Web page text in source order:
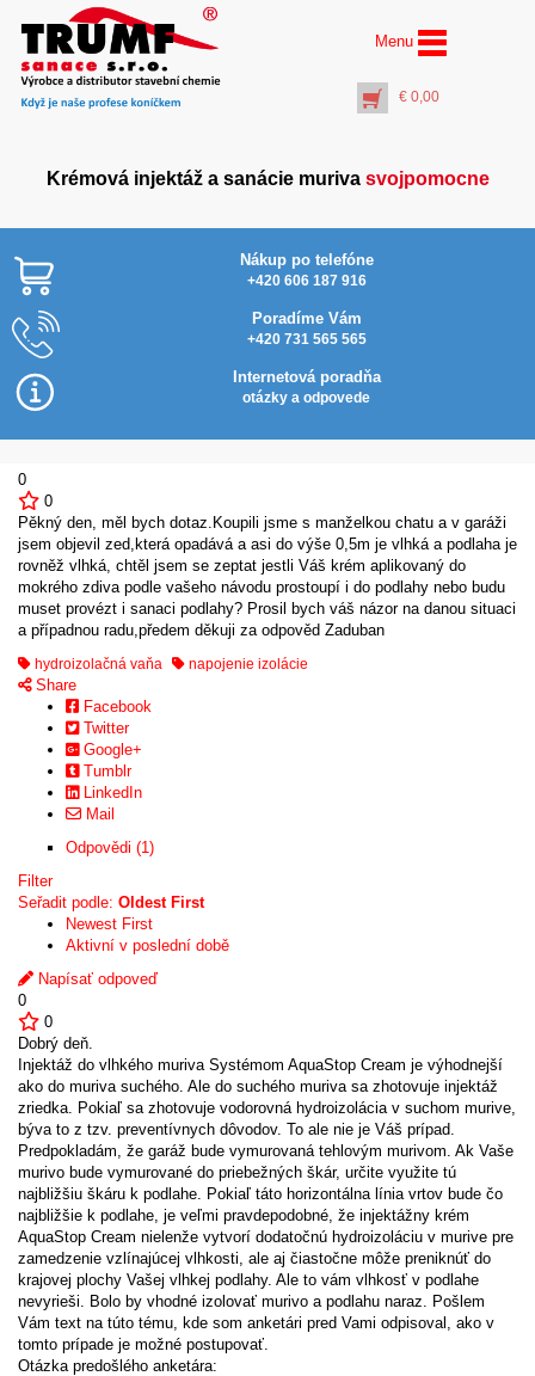
Menu
€ 0,00
Krémová injektáž a sanácie muriva svojpomocne
Nákup po telefóne
+420 606 187 916
Poradíme Vám
+420 731 565 565
Internetová poradňa
otázky a odpovede
0
0
Pěkný den, měl bych dotaz.Koupili jsme s manželkou chatu a v garáži
jsem objevil zed,která opadává a asi do výše 0,5m je vlhká a podlaha je
rovněž vlhká, chtěl jsem se zeptat jestli Váš krém aplikovaný do
mokrého zdiva podle vašeho návodu prostoupí i do podlahy nebo budu
muset provézt i sanaci podlahy? Prosil bych váš názor na danou situaci
a případnou radu,předem děkuji za odpověd Zaduban
hydroizolačná vaňa napojenie izolácie
Share
Facebook
Twitter
Google+
Tumblr
LinkedIn
Mail
Odpovědi (1)
Filter
Seřadit podle: Oldest First
Newest First
Aktivní v poslední době
Napísať odpoveď
0
0
Dobrý deň.
Injektáž do vlhkého muriva Systémom AquaStop Cream je výhodnejší
ako do muriva suchého. Ale do suchého muriva sa zhotovuje injektáž
zriedka. Pokiaľ sa zhotovuje vodorovná hydroizolácia v suchom murive,
býva to z tzv. preventívnych dôvodov. To ale nie je Váš prípad.
Predpokladám, že garáž bude vymurovaná tehlovým murivom. Ak Vaše
murivo bude vymurované do priebežných škár, určite využite tú
najbližšiu škáru k podlahe. Pokiaľ táto horizontálna línia vrtov bude čo
najbližšie k podlahe, je veľmi pravdepodobné, že injektážny krém
AquaStop Cream nielenže vytvorí dodatočnú hydroizoláciu v murive pre
zamedzenie vzlínajúcej vlhkosti, ale aj čiastočne môže preniknúť do
krajovej plochy Vašej vlhkej podlahy. Ale to vám vlhkosť v podlahe
nevyrieši. Bolo by vhodné izolovať murivo a podlahu naraz. Pošlem
Vám text na túto tému, kde som anketári pred Vami odpisoval, ako v
tomto prípade je možné postupovať.
Otázka predošlého anketára:
AquaStop Protect® (5 l)
hydrofóbny ochranný
náter
+ PŘIDAT DO KOŠÍKU